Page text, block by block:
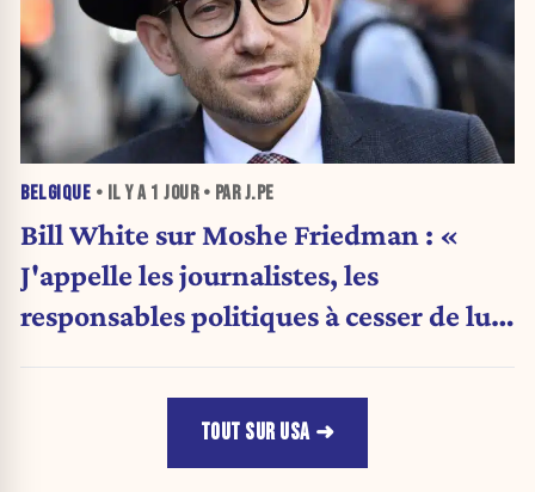
BELGIQUE • IL Y A 1 JOUR• PAR J.PE
Bill White sur Moshe Friedman : «
J'appelle les journalistes, les
responsables politiques à cesser de lui
TOUT SUR USA